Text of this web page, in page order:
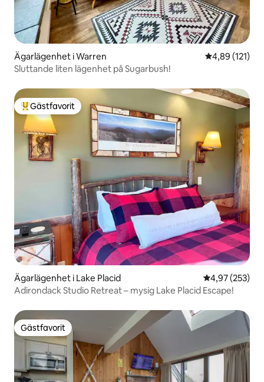
Ägarlägenhet i Warren 4,89 av 5 i
4,89 (121)
Sluttande liten lägenhet på Sugarbush!
Populär gästfavorit
Gästfavorit
Ägarlägenhet i Lake Placid 4,97 av 5 i
4,97 (253)
Adirondack Studio Retreat – mysig Lake Placid Escape!
Gästfavorit
Gästfavorit